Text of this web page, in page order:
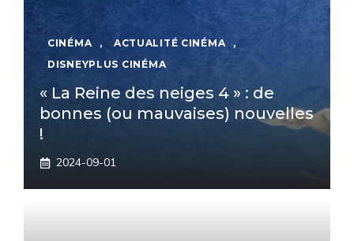
CINÉMA , ACTUALITÉ CINÉMA
,
DISNEYPLUS CINÉMA
« La Reine des neiges 4 » : de
bonnes (ou mauvaises) nouvelles
!
2024-09-01